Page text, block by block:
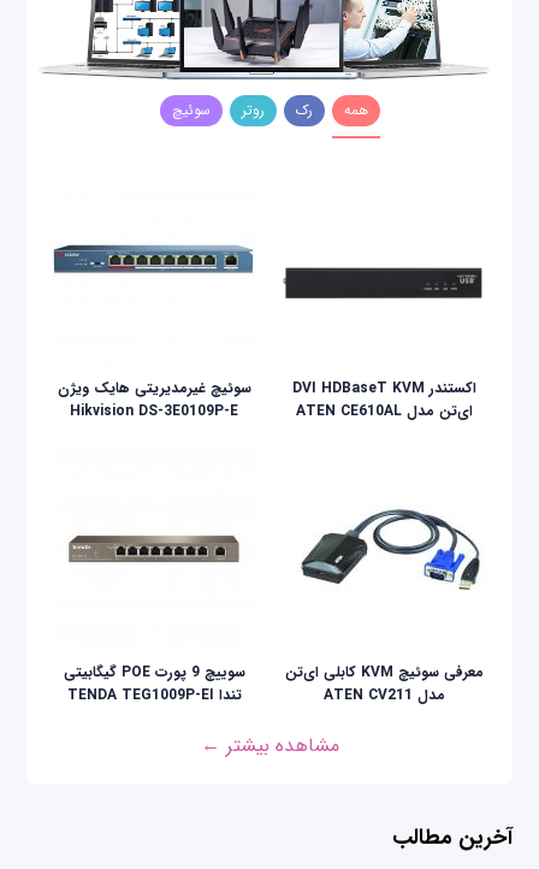
همه رک روتر سوئیچ
اکستندر DVI HDBaseT KVM
ای‌تن مدل ATEN CE610AL
سوئیچ غیرمدیریتی هایک ویژن
Hikvision DS-3E0109P-E
معرفی سوئیچ KVM کابلی ای‌تن
مدل ATEN CV211
سوییچ 9 پورت POE گیگابیتی
تندا TENDA TEG1009P-EI
مشاهده بیشتر ←
آخرین مطالب